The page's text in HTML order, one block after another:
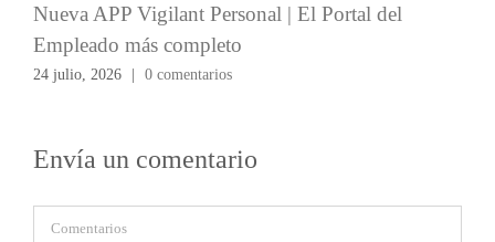
Nueva APP Vigilant Personal | El Portal del
Empleado más completo
24 julio, 2026 0 comentarios
Envía un comentario